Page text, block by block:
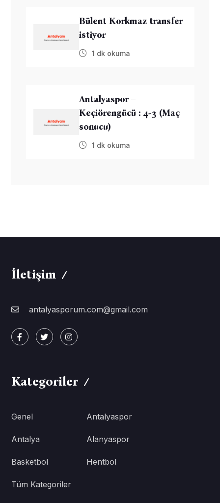
Bülent Korkmaz transfer
istiyor
1 dk okuma
Antalyaspor –
Keçiörengücü : 4-3 (Maç
sonucu)
1 dk okuma
İletişim
antalyasporum.com@gmail.com
Kategoriler
Genel Antalyaspor
Antalya Alanyaspor
Basketbol Hentbol
Tüm Kategoriler